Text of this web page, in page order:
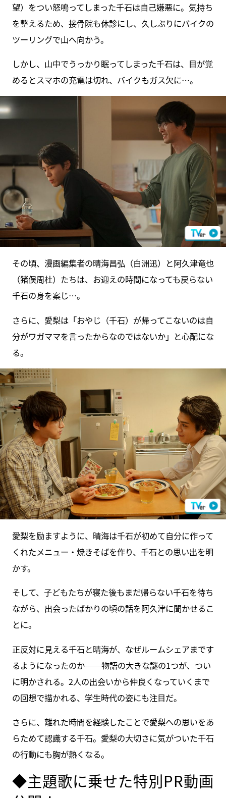
望）をつい怒鳴ってしまった千石は自己嫌悪に。気持ち
を整えるため、接骨院も休診にし、久しぶりにバイクの
ツーリングで山へ向かう。
しかし、山中でうっかり眠ってしまった千石は、目が覚
めるとスマホの充電は切れ、バイクもガス欠に…。
その頃、漫画編集者の晴海昌弘（白洲迅）と阿久津竜也
（猪俣周杜）たちは、お迎えの時間になっても戻らない
千石の身を案じ…。
さらに、愛梨は「おやじ（千石）が帰ってこないのは自
分がワガママを言ったからなのではないか」と心配にな
る。
愛梨を励ますように、晴海は千石が初めて自分に作って
くれたメニュー・焼きそばを作り、千石との思い出を明
かす。
そして、子どもたちが寝た後もまだ帰らない千石を待ち
ながら、出会ったばかりの頃の話を阿久津に聞かせるこ
とに。
正反対に見える千石と晴海が、なぜルームシェアまです
るようになったのか――物語の大きな謎の1つが、つい
に明かされる。2人の出会いから仲良くなっていくまで
の回想で描かれる、学生時代の姿にも注目だ。
さらに、離れた時間を経験したことで愛梨への思いをあ
らためて認識する千石。愛梨の大切さに気がついた千石
の行動にも胸が熱くなる。
◆主題歌に乗せた特別PR動画